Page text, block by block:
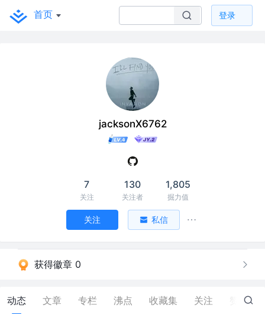
首页 登录
jacksonX6762
7
关注
130
关注者
1,805
掘力值
关注 私信
获得徽章 0
动态 文章 专栏 沸点 收藏集 关注 27